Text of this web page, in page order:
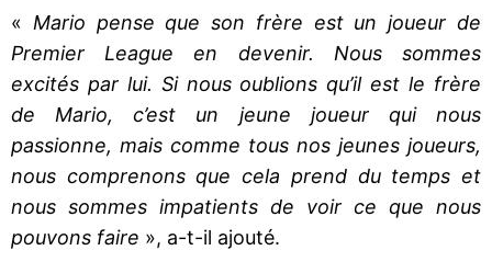
« Mario pense que son frère est un joueur de
Premier League en devenir. Nous sommes
excités par lui. Si nous oublions qu’il est le frère
de Mario, c’est un jeune joueur qui nous
passionne, mais comme tous nos jeunes joueurs,
nous comprenons que cela prend du temps et
nous sommes impatients de voir ce que nous
pouvons faire », a-t-il ajouté.